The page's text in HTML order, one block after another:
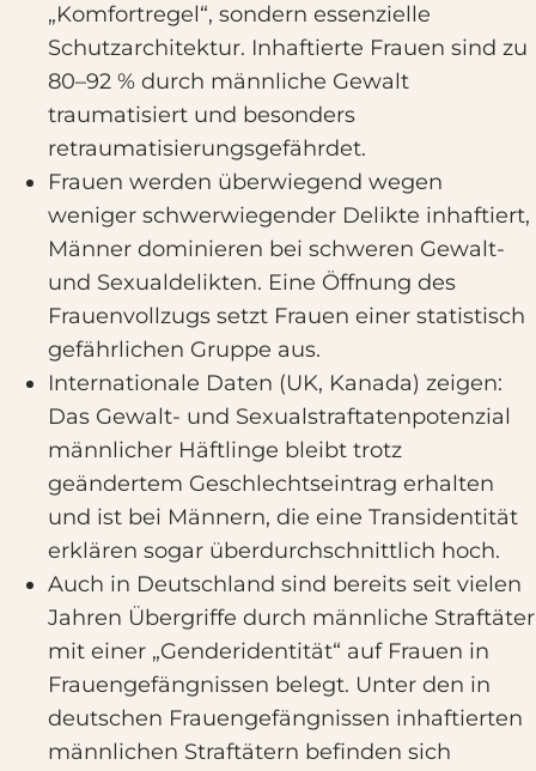
„Komfortregel“, sondern essenzielle
Schutzarchitektur. Inhaftierte Frauen sind zu
80–92 % durch männliche Gewalt
traumatisiert und besonders
retraumatisierungsgefährdet.
Frauen werden überwiegend wegen
weniger schwerwiegender Delikte inhaftiert,
Männer dominieren bei schweren Gewalt-
und Sexualdelikten. Eine Öffnung des
Frauenvollzugs setzt Frauen einer statistisch
gefährlichen Gruppe aus.
Internationale Daten (UK, Kanada) zeigen:
Das Gewalt- und Sexualstraftatenpotenzial
männlicher Häftlinge bleibt trotz
geändertem Geschlechtseintrag erhalten
und ist bei Männern, die eine Transidentität
erklären sogar überdurchschnittlich hoch.
Auch in Deutschland sind bereits seit vielen
Jahren Übergriffe durch männliche Straftäter
mit einer „Genderidentität“ auf Frauen in
Frauengefängnissen belegt. Unter den in
deutschen Frauengefängnissen inhaftierten
männlichen Straftätern befinden sich